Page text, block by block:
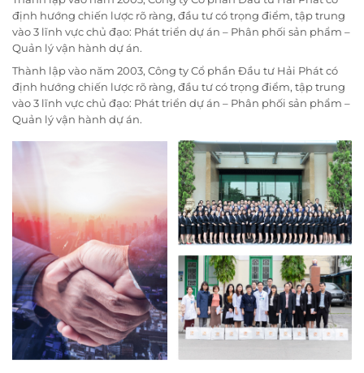
định hướng chiến lược rõ ràng, đầu tư có trọng điểm, tập trung
vào 3 lĩnh vực chủ đạo: Phát triển dự án – Phân phối sản phẩm –
Quản lý vận hành dự án.
Thành lập vào năm 2003, Công ty Cổ phần Đầu tư Hải Phát có
định hướng chiến lược rõ ràng, đầu tư có trọng điểm, tập trung
vào 3 lĩnh vực chủ đạo: Phát triển dự án – Phân phối sản phẩm –
Quản lý vận hành dự án.